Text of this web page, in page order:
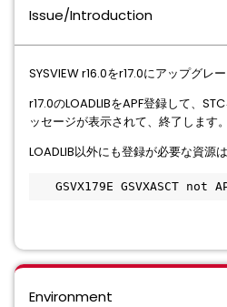
Issue/Introduction
SYSVIEW r16.0をr17.0にアップグレー
r17.0のLOADLIBをAPF登録して、
ッセージが表示されて、終了します。
LOADLIB以外にも登録が必要な資源
GSVX179E GSVXASCT not
Environment